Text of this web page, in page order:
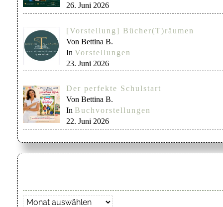
26. Juni 2026
[Vorstellung] Bücher(T)räumen
Von Bettina B.
In Vorstellungen
23. Juni 2026
Der perfekte Schulstart
Von Bettina B.
In Buchvorstellungen
22. Juni 2026
Archiv